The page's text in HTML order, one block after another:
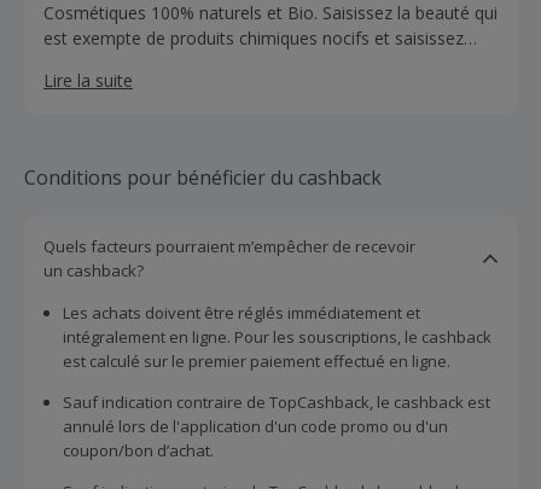
Cosmétiques 100% naturels et Bio. Saisissez la beauté qui
est exempte de produits chimiques nocifs et saisissez
naturels. Leur gamme de soins et de produits de beauté
naturel. Rejoignez la famille KOSMÉAL et entrez dans un
monde où beauté et bien-être vont de pair, de manière
Lire la suite
Conditions pour bénéficier du cashback
Quels facteurs pourraient m’empêcher de recevoir
un cashback?
Les achats doivent être réglés immédiatement et
intégralement en ligne. Pour les souscriptions, le cashback
est calculé sur le premier paiement effectué en ligne.
Sauf indication contraire de TopCashback, le cashback est
annulé lors de l'application d'un code promo ou d'un
coupon/bon d’achat.